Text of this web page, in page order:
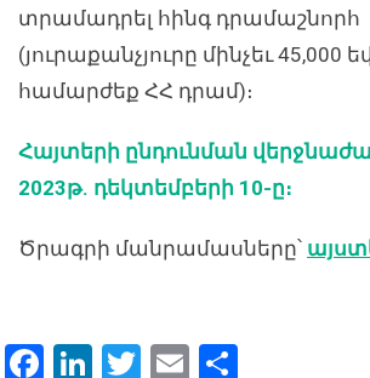
տրամադրել հինգ դրամաշնորհ
(յուրաքանչյուրը մինչեւ 45,000
համարժեք ՀՀ դրամ)։
Հայտերի ընդունման
2023թ. դեկտեմբերի 10-ը։
Ծրագրի մանրամասները՝
Facebook
LinkedIn
Twitter
Email